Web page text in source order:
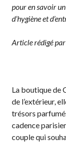
pour en savoir
d’hygiène et
Article rédigé
La boutique de
de l’extérieur,
trésors
cadence
couple qui